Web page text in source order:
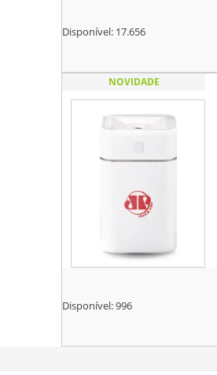
Disponível: 17.656
NOVIDADE
Disponível:996